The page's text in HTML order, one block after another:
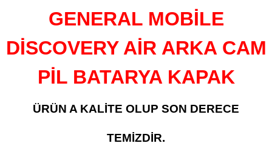
GENERAL MOBİLE
DİSCOVERY AİR ARKA CAM
PİL BATARYA KAPAK
ÜRÜN A KALİTE OLUP SON DERECE
TEMİZDİR.